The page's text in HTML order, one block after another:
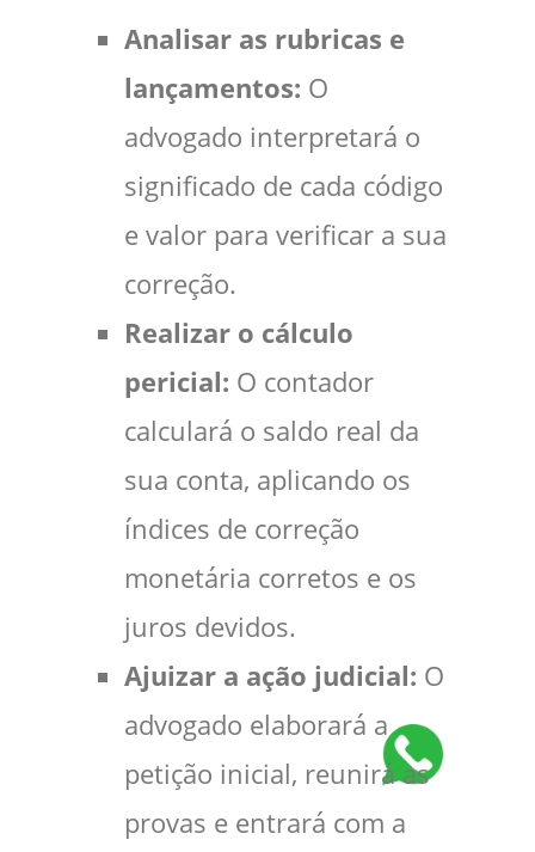
Analisar as rubricas e
lançamentos: O
advogado interpretará o
significado de cada código
e valor para verificar a sua
correção.
Realizar o cálculo
pericial: O contador
calculará o saldo real da
sua conta, aplicando os
índices de correção
monetária corretos e os
juros devidos.
Ajuizar a ação judicial: O
advogado elaborará a
petição inicial, reunirá as
provas e entrará com a